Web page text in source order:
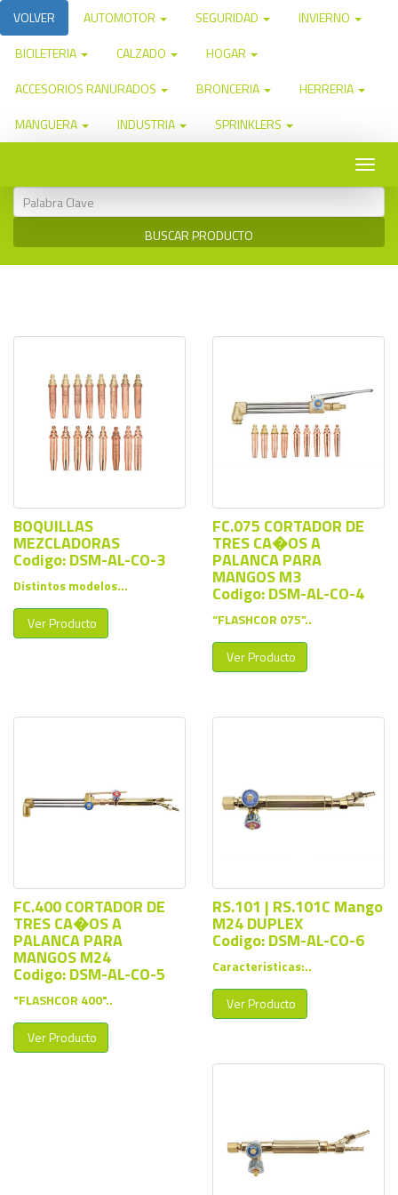
VOLVER AUTOMOTOR SEGURIDAD
INVIERNO
BICILETERIA
CALZADO
HOGAR
ACCESORIOS RANURADOS
BRONCERIA
HERRERIA
MANGUERA
INDUSTRIA SPRINKLERS
Toggle
BOQUILLAS
MEZCLADORAS
Codigo: DSM-AL-CO-3
Distintos modelos...
Ver Producto
FC.075 CORTADOR DE
TRES CA�OS A
PALANCA PARA
MANGOS M3
Codigo: DSM-AL-CO-4
“FLASHCOR 075”..
Ver Producto
FC.400 CORTADOR DE
TRES CA�OS A
PALANCA PARA
MANGOS M24
Codigo: DSM-AL-CO-5
"FLASHCOR 400"..
Ver Producto
RS.101 | RS.101C Mango
M24 DUPLEX
Codigo: DSM-AL-CO-6
Caracteristicas:..
Ver Producto